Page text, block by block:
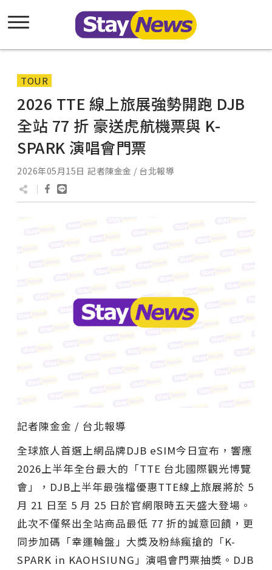
TOUR
2026 TTE 線上旅展強勢開跑 DJB
全站 77 折 豪送虎航機票與 K-
SPARK 演唱會門票
2026年05月15日 記者陳金金 / 台北報導
記者陳金金 / 台北報導
全球旅人首選上網品牌DJB eSIM今日宣布，響應
2026上半年全台最大的「TTE 台北國際觀光博覽
會」，DJB上半年最強檔優惠TTE線上旅展將於 5
月 21 日至 5 月 25 日於官網限時五天盛大登場。
此次不僅祭出全站商品最低 77 折的誠意回饋，更
同步加碼「幸運輪盤」大獎及粉絲瘋搶的「K-
SPARK in KAOHSIUNG」演唱會門票抽獎。DJB